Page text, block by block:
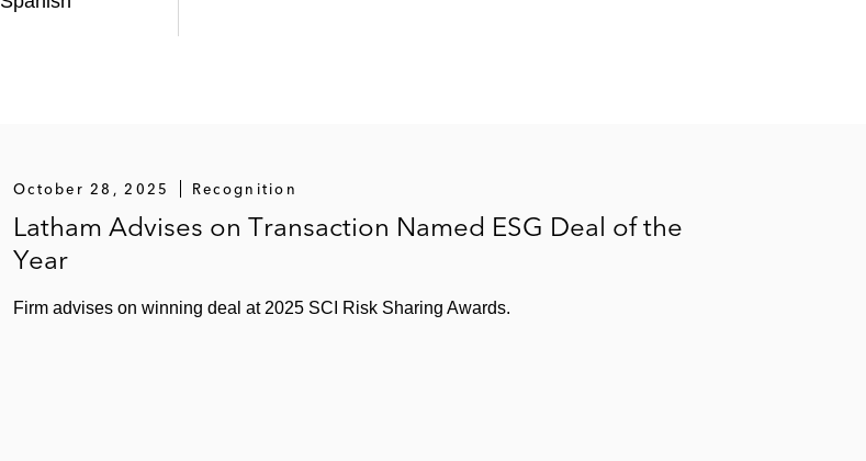
October 28, 2025 Recognition
Latham Advises on Transaction Named ESG Deal of the
Year
Firm advises on winning deal at 2025 SCI Risk Sharing Awards.